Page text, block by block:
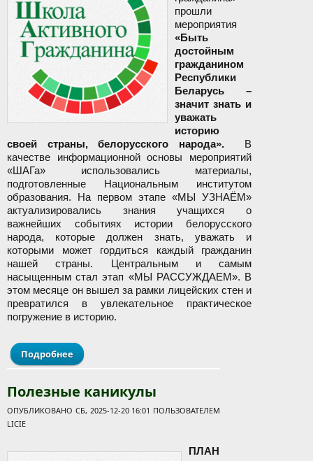
прошли
мероприятия
«Быть
достойным
гражданином
Республики
Беларусь –
значит знать и
уважать
историю
своей страны, белорусского народа».
В
качестве информационной основы мероприятий
«ШАГа» использовались материалы,
подготовленные Национальным институтом
образования. На первом этапе «МЫ УЗНАЁМ»
актуализировались знания учащихся о
важнейших событиях истории белорусского
народа, которые должен знать, уважать и
которыми может гордиться каждый гражданин
нашей страны. Центральным и самым
насыщенным стал этап «МЫ РАССУЖДАЕМ». В
этом месяце он вышел за рамки лицейских стен и
превратился в увлекательное практическое
погружение в историю.
Подробнее о «Школа Активного Гражданина»: единый день
информирования
Полезные каникулы
ОПУБЛИКОВАНО СБ, 2025-12-20 16:01 ПОЛЬЗОВАТЕЛЕМ
LICIE
ПЛАН